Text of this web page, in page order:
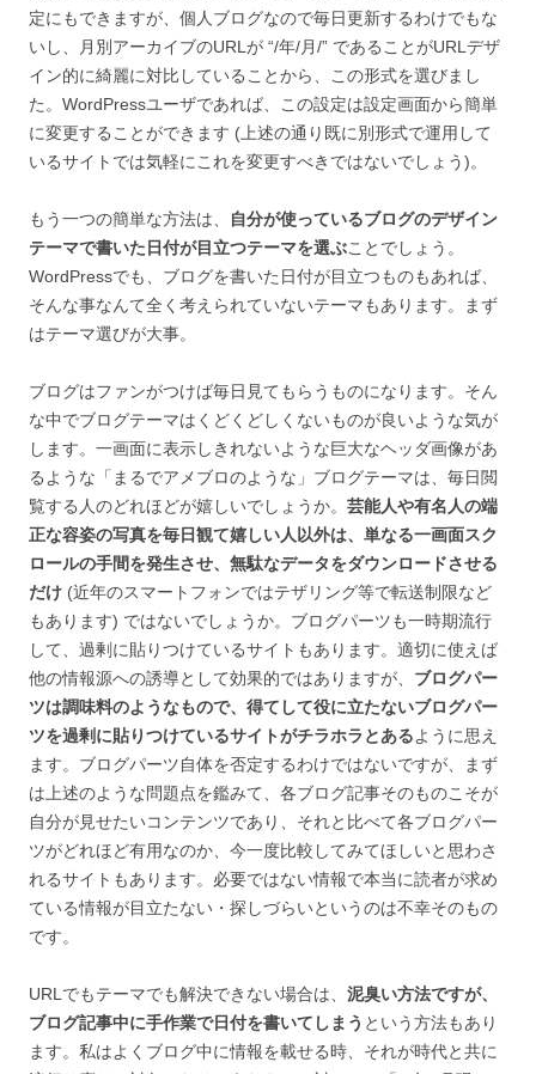
定にもできますが、個人ブログなので毎日更新するわけでもな
いし、月別アーカイブのURLが “/年/月/” であることがURLデザ
イン的に綺麗に対比していることから、この形式を選びまし
た。WordPressユーザであれば、この設定は設定画面から簡単
に変更することができます (上述の通り既に別形式で運用して
いるサイトでは気軽にこれを変更すべきではないでしょう)。
もう一つの簡単な方法は、
自分が使っているブログのデザイン
テーマで書いた日付が目立つテーマを選ぶことでしょう。
WordPressでも、ブログを書いた日付が目立つものもあれば、
そんな事なんて全く考えられていないテーマもあります。まず
はテーマ選びが大事。
ブログはファンがつけば毎日見てもらうものになります。そん
な中でブログテーマはくどくどしくないものが良いような気が
します。一画面に表示しきれないような巨大なヘッダ画像があ
るような「まるでアメブロのような」ブログテーマは、毎日閲
覧する人のどれほどが嬉しいでしょうか。 芸能人や有名人の端
正な容姿の写真を毎日観て嬉しい人以外は、単なる一画面スク
ロールの手間を発生させ、無駄なデータをダウンロードさせる
だけ (近年のスマートフォンではテザリング等で転送制限など
もあります) ではないでしょうか。ブログパーツも一時期流行
して、過剰に貼りつけているサイトもあります。適切に使えば
他の情報源への誘導として効果的ではありますが、 ブログパー
ツは調味料のようなもので、得てして役に立たないブログパー
ツを過剰に貼りつけているサイトがチラホラとあるように思え
ます。ブログパーツ自体を否定するわけではないですが、まず
は上述のような問題点を鑑みて、各ブログ記事そのものこそが
自分が見せたいコンテンツであり、それと比べて各ブログパー
ツがどれほど有用なのか、今一度比較してみてほしいと思わさ
れるサイトもあります。必要ではない情報で本当に読者が求め
ている情報が目立たない・探しづらいというのは不幸そのもの
です。
URLでもテーマでも解決できない場合は、 泥臭い方法ですが、
ブログ記事中に手作業で日付を書いてしまう という方法もあり
ます。私はよくブログ中に情報を載せる時、それが時代と共に